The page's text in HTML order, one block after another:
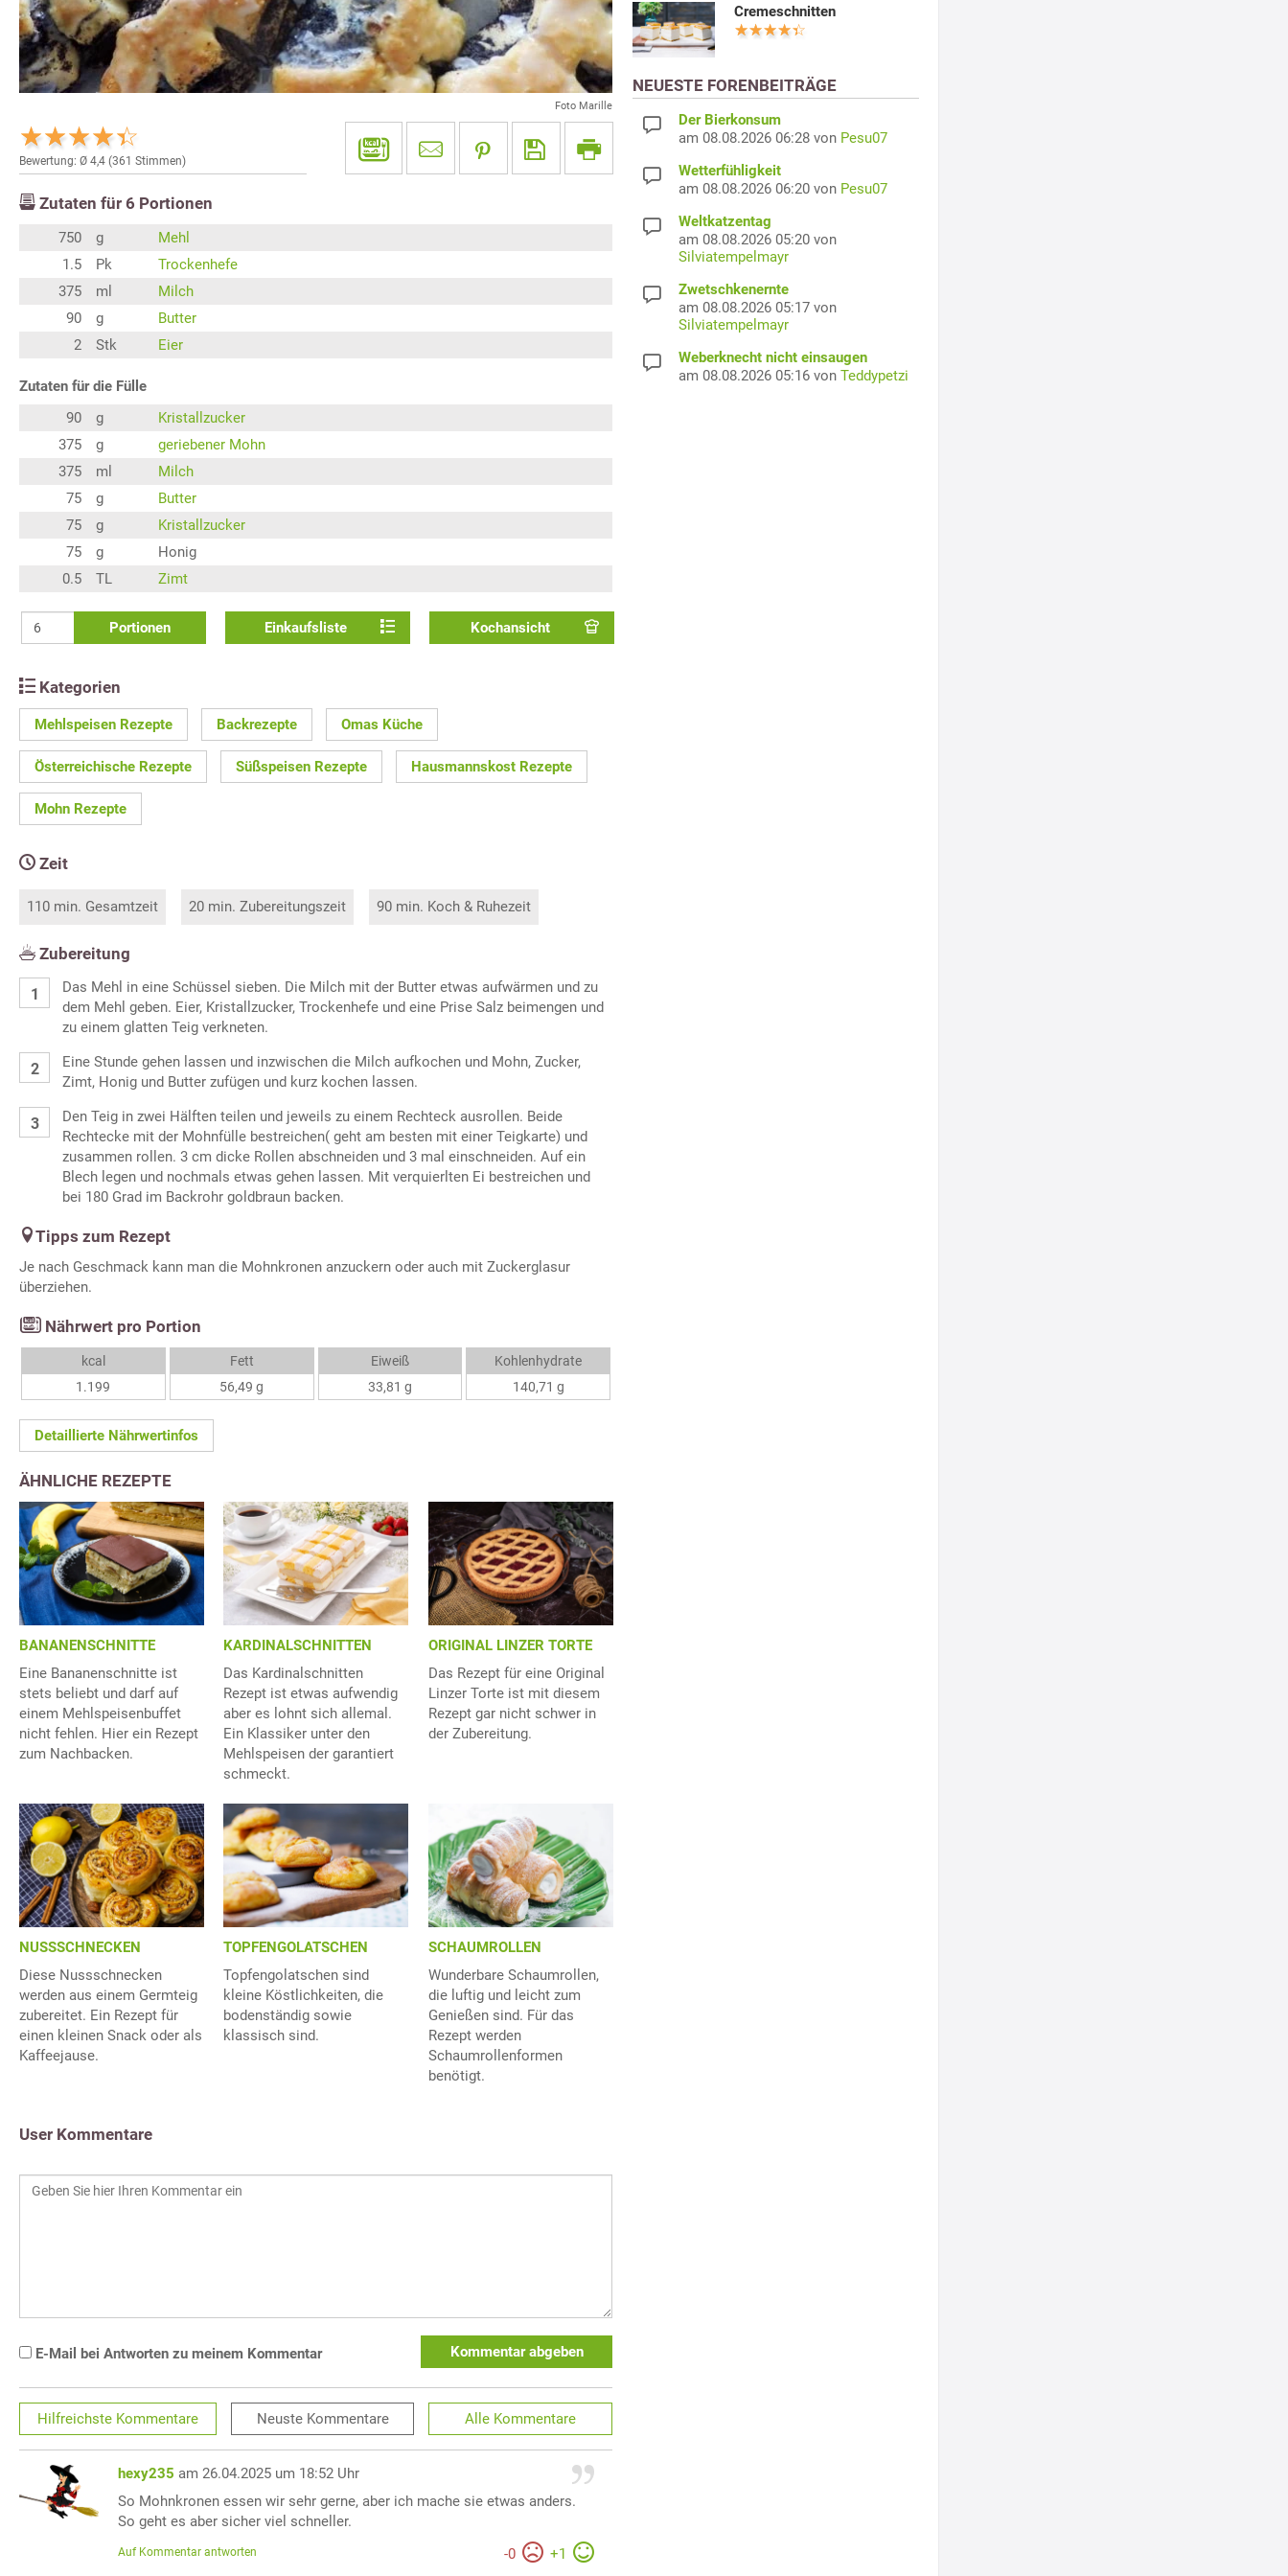
Foto Marille
Bewertung: Ø 4,4 (361 Stimmen)
Zutaten für 6 Portionen
750 g
Mehl
1.5
Pk
Trockenhefe
375
ml
Milch
90
g
Butter
2
Stk Eier
Zutaten für die Fülle
90
g
Kristallzucker
375
g
geriebener Mohn
375
ml
Milch
75
g
Butter
75
g
Kristallzucker
75
g
Honig
0.5
TL Zimt
Portionen Einkaufsliste Kochansicht
Kategorien
Mehlspeisen Rezepte Backrezepte Omas Küche
Österreichische Rezepte Süßspeisen Rezepte Hausmannskost Rezepte
Mohn Rezepte
Zeit
110 min. Gesamtzeit 20 min. Zubereitungszeit 90 min. Koch & Ruhezeit
Zubereitung
Das Mehl in eine Schüssel sieben. Die Milch mit der Butter etwas aufwärmen und zu
dem Mehl geben. Eier, Kristallzucker, Trockenhefe und eine Prise Salz beimengen und
zu einem glatten Teig verkneten.
Eine Stunde gehen lassen und inzwischen die Milch aufkochen und Mohn, Zucker,
Zimt, Honig und Butter zufügen und kurz kochen lassen.
Den Teig in zwei Hälften teilen und jeweils zu einem Rechteck ausrollen. Beide
Rechtecke mit der Mohnfülle bestreichen( geht am besten mit einer Teigkarte) und
zusammen rollen. 3 cm dicke Rollen abschneiden und 3 mal einschneiden. Auf ein
Blech legen und nochmals etwas gehen lassen. Mit verquierlten Ei bestreichen und
bei 180 Grad im Backrohr goldbraun backen.
Tipps zum Rezept
Je nach Geschmack kann man die Mohnkronen anzuckern oder auch mit Zuckerglasur
überziehen.
Nährwert pro Portion
kcal
1.199
Fett
56,49 g
Eiweiß
33,81 g
Kohlenhydrate
140,71 g
Detaillierte Nährwertinfos
ÄHNLICHE REZEPTE
BANANENSCHNITTE
Eine Bananenschnitte ist
stets beliebt und darf auf
einem Mehlspeisenbuffet
nicht fehlen. Hier ein Rezept
zum Nachbacken.
KARDINALSCHNITTEN
Das Kardinalschnitten
Rezept ist etwas aufwendig
aber es lohnt sich allemal.
Ein Klassiker unter den
Mehlspeisen der garantiert
schmeckt.
ORIGINAL LINZER TORTE
Das Rezept für eine Original
Linzer Torte ist mit diesem
Rezept gar nicht schwer in
der Zubereitung.
NUSSSCHNECKEN
Diese Nussschnecken
werden aus einem Germteig
zubereitet. Ein Rezept für
einen kleinen Snack oder als
Kaffeejause.
TOPFENGOLATSCHEN
Topfengolatschen sind
kleine Köstlichkeiten, die
bodenständig sowie
klassisch sind.
SCHAUMROLLEN
Wunderbare Schaumrollen,
die luftig und leicht zum
Genießen sind. Für das
Rezept werden
Schaumrollenformen
benötigt.
User Kommentare
E-Mail bei Antworten zu meinem Kommentar Kommentar abgeben
Hilfreichste Kommentare Neuste Kommentare Alle Kommentare
hexy235 am 26.04.2025 um 18:52 Uhr
So Mohnkronen essen wir sehr gerne, aber ich mache sie etwas anders.
So geht es aber sicher viel schneller.
-0 +1
Auf Kommentar antworten
Cremeschnitten
NEUESTE FORENBEITRÄGE
Der Bierkonsum
am 08.08.2026 06:28 von Pesu07
Wetterfühligkeit
am 08.08.2026 06:20 von Pesu07
Weltkatzentag
am 08.08.2026 05:20 von
Silviatempelmayr
Zwetschkenernte
am 08.08.2026 05:17 von
Silviatempelmayr
Weberknecht nicht einsaugen
am 08.08.2026 05:16 von Teddypetzi